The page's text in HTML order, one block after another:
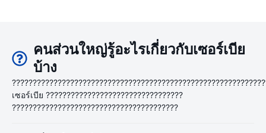
คนส่วนใหญ่รู้อะไรเกี่ยวกับเซอร์เบีย
บ้าง
เซอร์เบีย ?????????????????????????????????
????????????????????????????????????????